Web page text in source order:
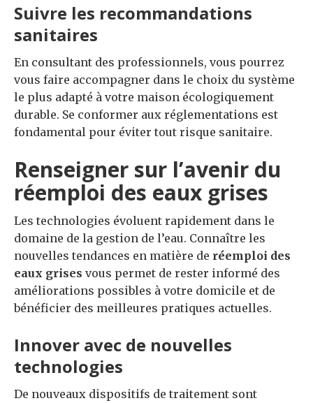
Suivre les recommandations
sanitaires
En consultant des professionnels, vous pourrez
vous faire accompagner dans le choix du système
le plus adapté à votre maison écologiquement
durable. Se conformer aux réglementations est
fondamental pour éviter tout risque sanitaire.
Renseigner sur l’avenir du
réemploi des eaux grises
Les technologies évoluent rapidement dans le
domaine de la gestion de l’eau. Connaître les
nouvelles tendances en matière de réemploi des
eaux grises vous permet de rester informé des
améliorations possibles à votre domicile et de
bénéficier des meilleures pratiques actuelles.
Innover avec de nouvelles
technologies
De nouveaux dispositifs de traitement sont